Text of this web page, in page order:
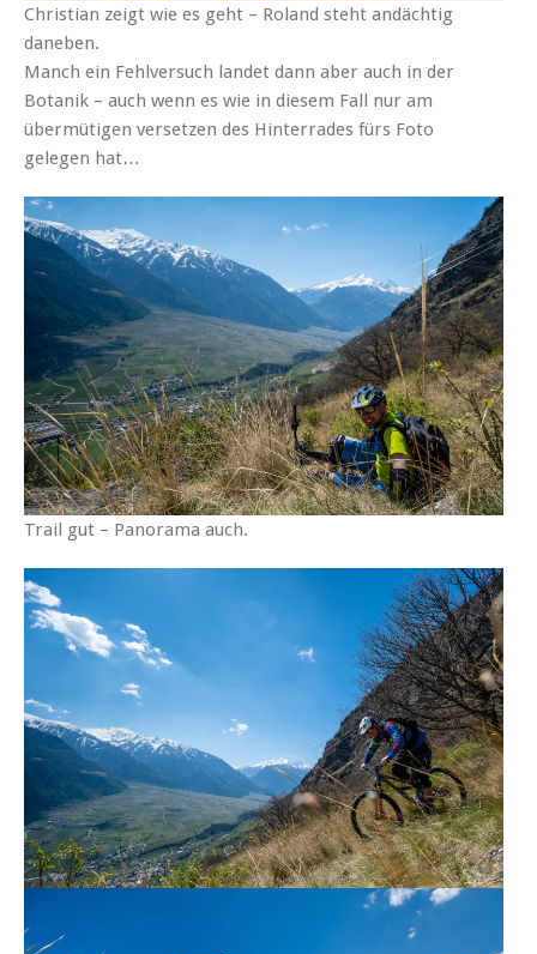
Christian zeigt wie es geht – Roland steht andächtig
daneben.
Manch ein Fehlversuch landet dann aber auch in der
Botanik – auch wenn es wie in diesem Fall nur am
übermütigen versetzen des Hinterrades fürs Foto
gelegen hat…
Trail gut – Panorama auch.